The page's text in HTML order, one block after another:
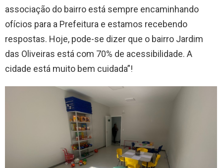
associação do bairro está sempre encaminhando
ofícios para a Prefeitura e estamos recebendo
respostas. Hoje, pode-se dizer que o bairro Jardim
das Oliveiras está com 70% de acessibilidade. A
cidade está muito bem cuidada”!